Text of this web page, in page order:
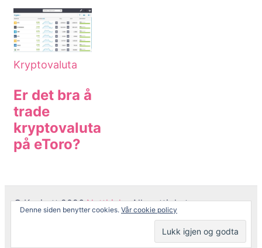
Denne siden benytter cookies. Vår cookie policy
Kryptovaluta
Er det bra å
trade
kryptovaluta
på eToro?
© Kopirett 2026Netthjelp. Alle rettigheter er
Coachify | Utviklet avCoachify. Drevet av
Personvernerklæring